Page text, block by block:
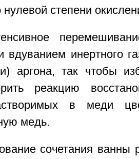
степени
инертного
аргона, так чтобы
реакцию
в меди
медь.
сочетания ванны